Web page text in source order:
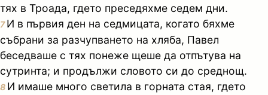
тях в Троада, гдето преседяхме седем дни.
7И в първия ден на седмицата, когато бяхме
събрани за разчупването на хляба, Павел
беседваше с тях понеже щеше да отпътува на
сутринта; и продължи словото си до среднощ.
8 И имаше много светила в горната стая, гдето